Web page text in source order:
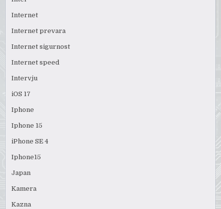
Internet
Internet prevara
Internet sigurnost
Internet speed
Intervju
iOS 17
Iphone
Iphone 15
iPhone SE 4
Iphone15
Japan
Kamera
Kazna